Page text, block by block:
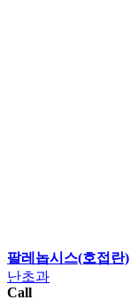
팔레놉시스(호접란)
난초과
Call